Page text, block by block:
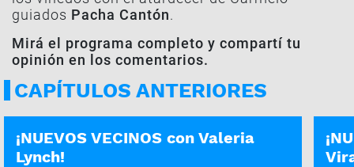
guiados Pacha Cantón.
Mirá el programa completo y compartí tu
opinión en los comentarios.
CAPÍTULOS ANTERIORES
PROGRAMA COMPLETO | 26-09
¡NUEVOS VECINOS con Valeria
Lynch!